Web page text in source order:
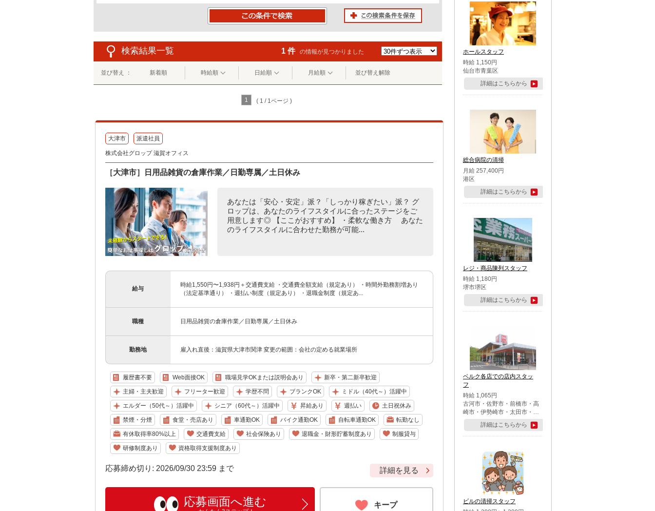
検索結果一覧 1 件 の情報が見つかりました
並び替え ： 新着順 時給順 日給順 月給順 並び替え解除
1 ( 1 / 1ページ )
大津市 派遣社員
株式会社グロップ 滋賀オフィス
［大津市］日用品雑貨の倉庫作業／日勤専属／土日休み
あなたは「安心・安定」派？「しっかり稼ぎたい」派？ グ
ロップは、あなたのライフスタイルに合ったステージをご
用意します◎ 【ここがおすすめ】 ・柔軟な働き方 あなた
のライフスタイルに合わせた勤務が可能...
給与
時給1,550円〜1,938円＋交通費支給 ・交通費全額支給（規定あり） ・時間外勤務割増あり
（法定基準通り） ・週払い制度（規定あり） ・退職金制度（規定あ...
職種 日用品雑貨の倉庫作業／日勤専属／土日休み
勤務地 雇入れ直後：滋賀県大津市関津 変更の範囲：会社の定める就業場所
履歴書不要 Web面接OK 職場見学OKまたは説明会あり 新卒・第二新卒歓迎
主婦・主夫歓迎 フリーター歓迎 学歴不問 ブランクOK ミドル（40代～）活躍中
エルダー（50代～）活躍中 シニア（60代～）活躍中 昇給あり 週払い 土日祝休み
禁煙・分煙 食堂・売店あり 車通勤OK バイク通勤OK 自転車通勤OK 転勤なし
有休取得率80%以上 交通費支給 社会保険あり 退職金・財形貯蓄制度あり 制服貸与
研修制度あり 資格取得支援制度あり
応募締め切り: 2026/09/30 23:59 まで 詳細を見る
応募画面へ進む キープ
ホールスタッフ
時給 1,150円
仙台市青葉区
詳細はこちらから
総合病院の清掃
月給 257,400円
港区
詳細はこちらから
レジ・商品陳列スタッフ
時給 1,180円
堺市堺区
詳細はこちらから
ベルク各店での店内スタッ
フ
時給 1,065円
古河市・佐野市・前橋市・高
崎市・伊勢崎市・太田市・館
林市・藤岡市・大泉町・さい
たま市北区・川越市・熊谷
市・行田市・秩父市・所沢
市・鶴ケ島市・千葉市中央
区・市川市・松戸市・習志野
市・柏市・流山市・八千代
市・足立区・江戸川区・八王
子市・町田市
詳細はこちらから
ビルの清掃スタッフ